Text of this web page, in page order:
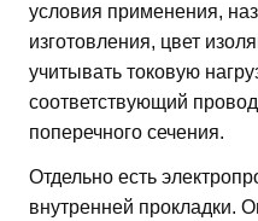
условия применения,
изготовления, цвет
учитывать токовую
соответствующий
поперечного сечения.
Отдельно есть
внутренней прокладки.